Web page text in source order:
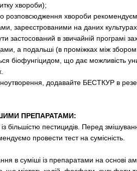
хвороби);
розповсюдження хвороби
зареєстрованими на даних
застосований в звичайній програмі
а подальші (в проміжках між
біофунгіцидом, що дає можливість
додавайте БЕСТКУР в
ПРЕПАРАТАМИ:
більшістю пестицидів. Перед
провести тест на сумісність.
в суміші із препаратами на основі